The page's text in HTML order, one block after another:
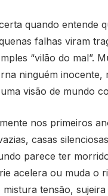
quando entende
falhas viram
“vilão do mal”.
ninguém
visão de mundo
nos primeiros
casas
parece ter
acelera ou muda o
mistura tensão,